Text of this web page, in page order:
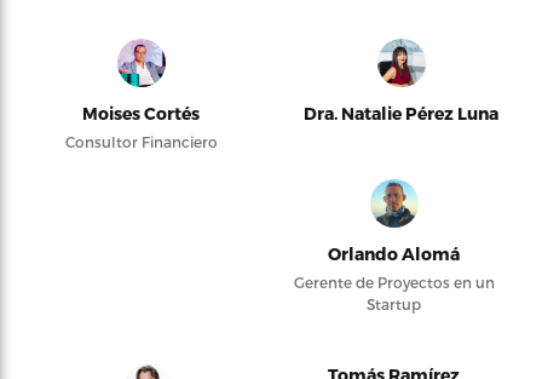
Moises Cortés
Consultor Financiero
Dra. Natalie Pérez Luna
Orlando Alomá
Gerente de Proyectos en un
Startup
Tomás Ramírez